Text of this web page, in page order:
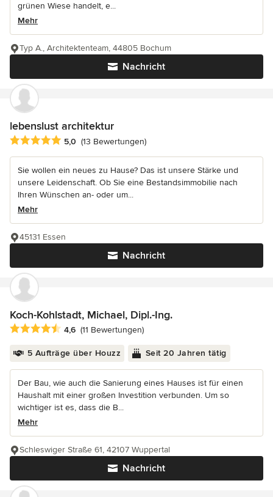
grünen Wiese handelt, e...
Mehr
Nachricht
Typ A., Architektenteam, 44805 Bochum
lebenslust architektur
Durchschnittliche Bewertung: 5 von 5 Sternen
5,0 (13 Bewertungen)
Sie wollen ein neues zu Hause? Das ist unsere Stärke und
unsere Leidenschaft. Ob Sie eine Bestandsimmobilie nach
Ihren Wünschen an- oder um...
Mehr
Nachricht
45131 Essen
Koch-Kohlstadt, Michael, Dipl.-Ing.
Durchschnittliche Bewertung: 4.6 von 5 Sternen
4,6 (11 Bewertungen)
5 Aufträge über Houzz Seit 20 Jahren tätig
Der Bau, wie auch die Sanierung eines Hauses ist für einen
Haushalt mit einer großen Investition verbunden. Um so
wichtiger ist es, dass die B...
Mehr
Nachricht
Schleswiger Straße 61, 42107 Wuppertal